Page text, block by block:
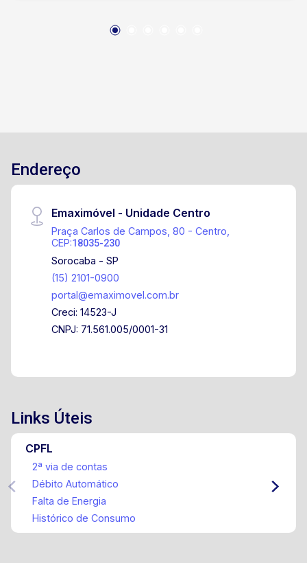
Endereço
Emaximóvel - Unidade Centro
Praça Carlos de Campos, 80 - Centro,
CEP:18035-230
Sorocaba - SP
(15) 2101-0900
portal@emaximovel.com.br
Creci: 14523-J
CNPJ: 71.561.005/0001-31
Links Úteis
CPFL
2ª via de contas
Débito Automático
Falta de Energia
Histórico de Consumo